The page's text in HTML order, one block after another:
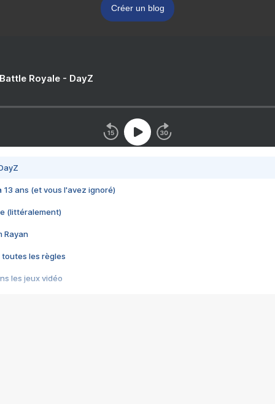
Créer un blog
Royale - DayZ
13 ans (et vous l'avez ignoré)
(littéralement)
Rayan
toutes les règles
les jeux vidéo